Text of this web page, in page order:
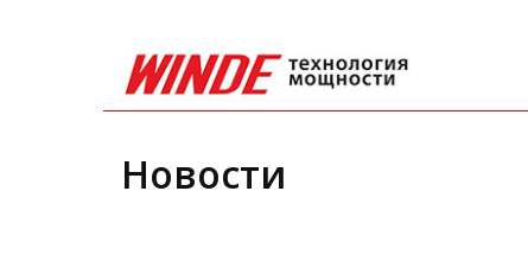
Новости